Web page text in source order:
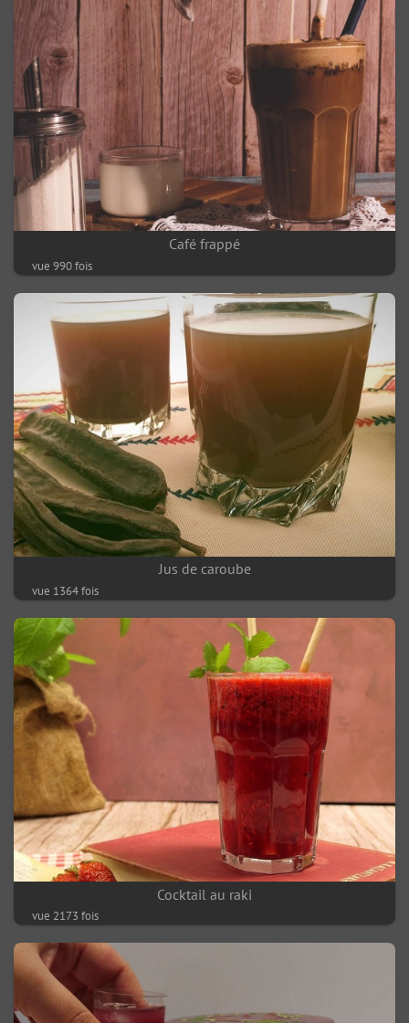
Café frappé
vue 990 fois
Jus de caroube
vue 1364 fois
Cocktail au raki
vue 2173 fois